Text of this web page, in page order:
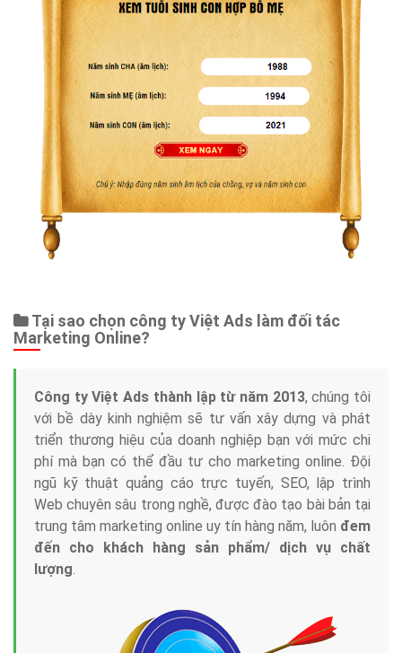
Tại sao chọn công ty Việt Ads làm đối tác
Marketing Online?
Công ty Việt Ads thành lập từ năm 2013, chúng tôi
với bề dày kinh nghiệm sẽ tư vấn xây dựng và phát
triển thương hiệu của doanh nghiệp bạn với mức chi
phí mà bạn có thể đầu tư cho marketing online. Đội
ngũ kỹ thuật quảng cáo trực tuyến, SEO, lập trình
Web chuyên sâu trong nghề, được đào tạo bài bản tại
trung tâm marketing online uy tín hàng năm, luôn đem
đến cho khách hàng sản phẩm/ dịch vụ chất
lượng.